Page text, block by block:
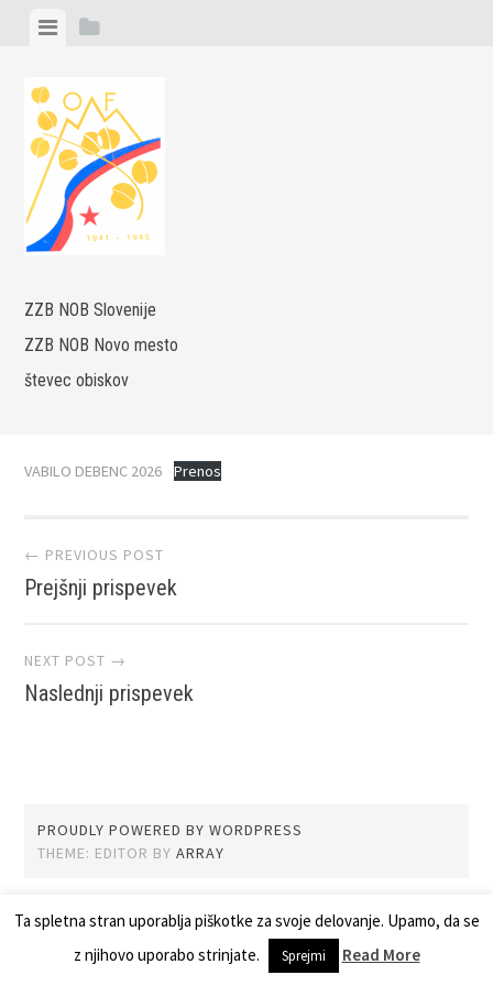
content
ViewView
ZZB NOB Slovenije
ZZB NOB Novo mesto
števec obiskov
VABILO DEBENC 2026 Prenos
Post
navigation
← PREVIOUS POST
Prejšnji prispevek
NEXT POST →
Naslednji prispevek
PROUDLY POWERED BY WORDPRESS
THEME: EDITOR BYARRAY
Ta spletna stran uporablja piškotke za svoje delovanje. Upamo, da se
z njihovo uporabo strinjate.
Sprejmi Read More